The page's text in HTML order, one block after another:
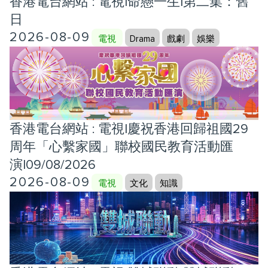
日
2026-08-09
電視 Drama 戲劇 娛樂
香港電台網站 : 電視|慶祝香港回歸祖國29
周年「心繫家國」聯校國民教育活動匯
演|09/08/2026
2026-08-09
電視 文化 知識